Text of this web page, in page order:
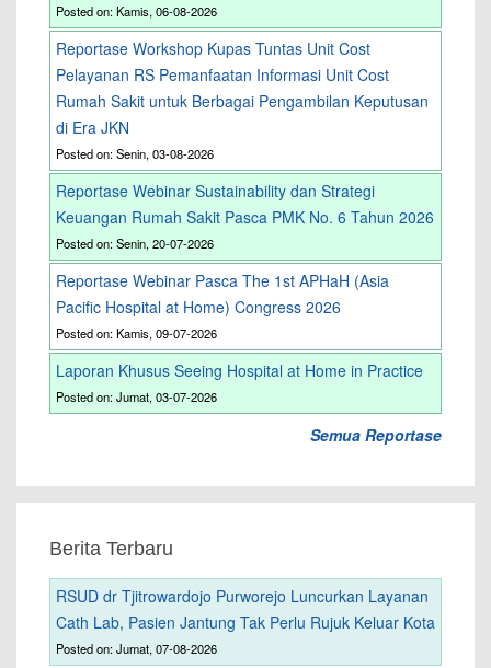
Posted on: Kamis, 06-08-2026
Reportase Workshop Kupas Tuntas Unit Cost
Pelayanan RS Pemanfaatan Informasi Unit Cost
Rumah Sakit untuk Berbagai Pengambilan Keputusan
di Era JKN
Posted on: Senin, 03-08-2026
Reportase Webinar Sustainability dan Strategi
Keuangan Rumah Sakit Pasca PMK No. 6 Tahun 2026
Posted on: Senin, 20-07-2026
Reportase Webinar Pasca The 1st APHaH (Asia
Pacific Hospital at Home) Congress 2026
Posted on: Kamis, 09-07-2026
Laporan Khusus Seeing Hospital at Home in Practice
Posted on: Jumat, 03-07-2026
Semua Reportase
Berita Terbaru
RSUD dr Tjitrowardojo Purworejo Luncurkan Layanan
Cath Lab, Pasien Jantung Tak Perlu Rujuk Keluar Kota
Posted on: Jumat, 07-08-2026